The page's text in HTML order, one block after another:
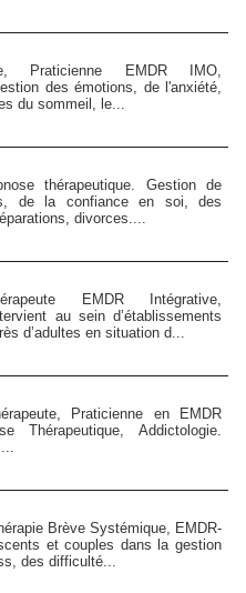
Praticienne EMDR IMO,
des émotions, de l'anxiété,
du sommeil, le...
thérapeutique. Gestion de
de la confiance en soi, des
divorces....
EMDR Intégrative,
au sein d’établissements
d’adultes en situation d...
Praticienne en EMDR
Thérapeutique, Addictologie.
Brève Systémique, EMDR-
et couples dans la gestion
des difficulté...